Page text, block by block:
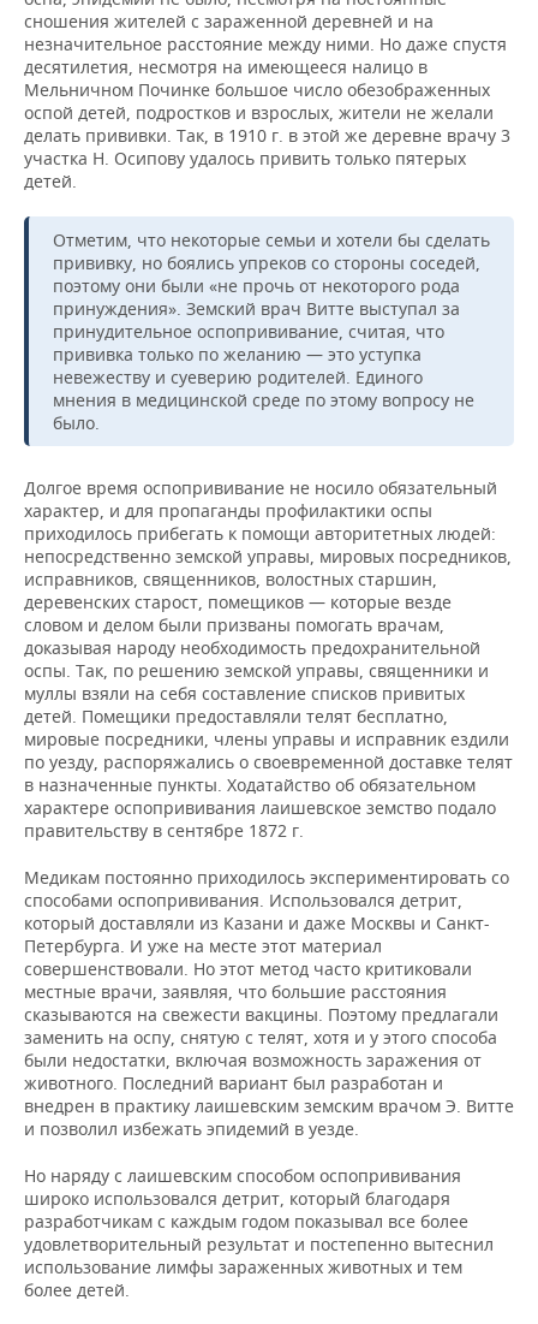
сношения жителей с зараженной деревней и на
незначительное расстояние между ними. Но даже спустя
десятилетия, несмотря на имеющееся налицо в
Мельничном Починке большое число обезображенных
оспой детей, подростков и взрослых, жители не желали
делать прививки. Так, в 1910 г. в этой же деревне врачу 3
участка Н. Осипову удалось привить только пятерых
детей.
Отметим, что некоторые семьи и хотели бы сделать
прививку, но боялись упреков со стороны соседей,
поэтому они были «не прочь от некоторого рода
принуждения». Земский врач Витте выступал за
принудительное оспопрививание, считая, что
прививка только по желанию — это уступка
невежеству и суеверию родителей. Единого
мнения в медицинской среде по этому вопросу не
было.
Долгое время оспопрививание не носило обязательный
характер, и для пропаганды профилактики оспы
приходилось прибегать к помощи авторитетных людей:
непосредственно земской управы, мировых посредников,
исправников, священников, волостных старшин,
деревенских старост, помещиков — которые везде
словом и делом были призваны помогать врачам,
доказывая народу необходимость предохранительной
оспы. Так, по решению земской управы, священники и
муллы взяли на себя составление списков привитых
детей. Помещики предоставляли телят бесплатно,
мировые посредники, члены управы и исправник ездили
по уезду, распоряжались о своевременной доставке телят
в назначенные пункты. Ходатайство об обязательном
характере оспопрививания лаишевское земство подало
правительству в сентябре 1872 г.
Медикам постоянно приходилось экспериментировать со
способами оспопрививания. Использовался детрит,
который доставляли из Казани и даже Москвы и Санкт-
Петербурга. И уже на месте этот материал
совершенствовали. Но этот метод часто критиковали
местные врачи, заявляя, что большие расстояния
сказываются на свежести вакцины. Поэтому предлагали
заменить на оспу, снятую с телят, хотя и у этого способа
были недостатки, включая возможность заражения от
животного. Последний вариант был разработан и
внедрен в практику лаишевским земским врачом Э. Витте
и позволил избежать эпидемий в уезде.
Но наряду с лаишевским способом оспопрививания
широко использовался детрит, который благодаря
разработчикам с каждым годом показывал все более
удовлетворительный результат и постепенно вытеснил
использование лимфы зараженных животных и тем
более детей.